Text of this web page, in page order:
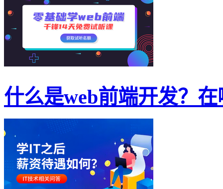
什么是web前端开发？